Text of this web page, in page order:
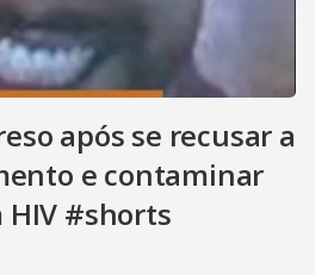
após se recusar a
e contaminar
#shorts